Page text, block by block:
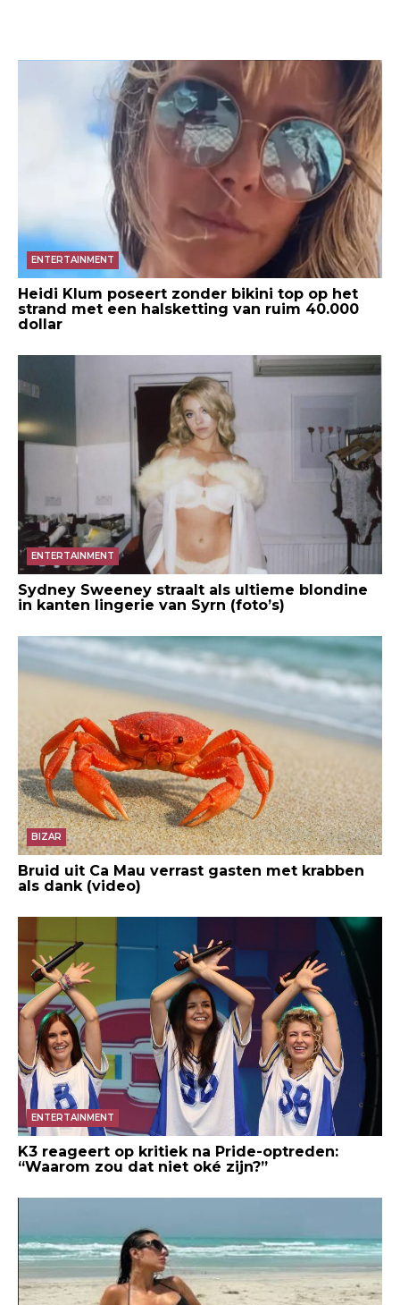
ENTERTAINMENT
Heidi Klum poseert zonder bikini top op het
strand met een halsketting van ruim 40.000
dollar
ENTERTAINMENT
Sydney Sweeney straalt als ultieme blondine
in kanten lingerie van Syrn (foto’s)
BIZAR
Bruid uit Ca Mau verrast gasten met krabben
als dank (video)
ENTERTAINMENT
K3 reageert op kritiek na Pride-optreden:
“Waarom zou dat niet oké zijn?”